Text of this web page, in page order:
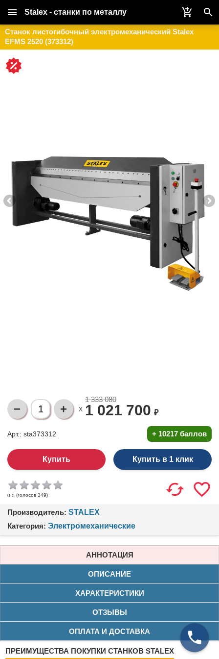
Stalex - станки по металлу
Станок листогибочный электромеханический Stalex
EFMS 2520 (373312)
X
1 333 080
1 021 700 ₽
Арт.: sta373312 + 10217 баллов
Купить в 1 клик
0.0 (голосов 349)
Производитель: STALEX
Категория: Электромеханические
АННОТАЦИЯ
ОПИСАНИЕ
ХАРАКТЕРИСТИКИ
ОТЗЫВЫ
ОПЛАТА И ДОСТАВКА
ПРЕИМУЩЕСТВА ПОКУПКИ СТАНКОВ STALEX